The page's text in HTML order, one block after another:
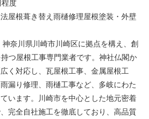
程度
屋根葺き替え 雨樋修理屋根塗装・外壁
奈川県川崎市川崎区に拠点を構え、創
つ屋根工事専門業者です。神社仏閣か
く対応し、瓦屋根工事、金属屋根工
漏り修理、雨樋工事など、多岐にわた
います。川崎市を中心とした地元密着
完全自社施工を徹底しており、高品質